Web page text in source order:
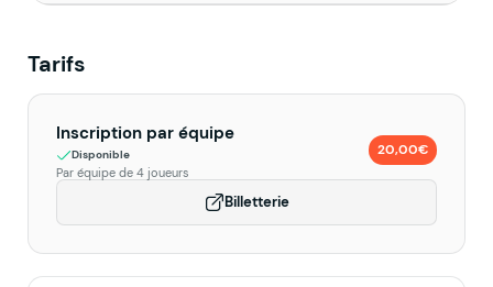
Tarifs
Inscription par équipe
Disponible
Par équipe de 4 joueurs
20,00€
Billetterie